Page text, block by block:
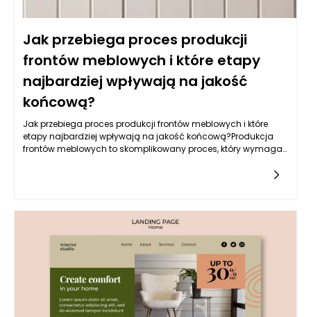
Jak przebiega proces produkcji
frontów meblowych i które etapy
najbardziej wpływają na jakość
końcową?
Jak przebiega proces produkcji frontów meblowych i które
etapy najbardziej wpływają na jakość końcową?Produkcja
frontów meblowych to skomplikowany proces, który wymaga